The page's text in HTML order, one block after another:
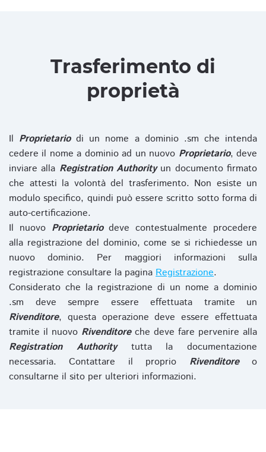
Trasferimento di
proprietà
Il Proprietariodi un nome a dominio .sm che intenda
cedere il nome a dominio ad un nuovo Proprietario, deve
inviare alla Registration Authorityun documento firmato
che attesti la volontà del trasferimento. Non esiste un
modulo specifico, quindi può essere scritto sotto forma di
auto-certificazione.
Il nuovo Proprietariodeve contestualmente procedere
alla registrazione del dominio, come se si richiedesse un
nuovo dominio. Per maggiori informazioni sulla
registrazione consultare la pagina Registrazione.
Considerato che la registrazione di un nome a dominio
.sm deve sempre essere effettuata tramite un
Rivenditore, questa operazione deve essere effettuata
tramite il nuovo Rivenditoreche deve fare pervenire alla
Registration Authoritytutta la documentazione
necessaria. Contattare il proprio Rivenditoreo
consultarne il sito per ulteriori informazioni.